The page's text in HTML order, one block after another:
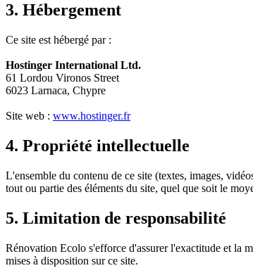
3. Hébergement
Ce site est hébergé par :
Hostinger International Ltd.
61 Lordou Vironos Street
6023 Larnaca, Chypre
Site web : www.hostinger.fr
4. Propriété intellectuelle
L'ensemble du contenu de ce site (textes, images,
tout ou partie des éléments du site, quel que soit le
5. Limitation de responsabilité
Rénovation Ecolo s'efforce d'assurer l'exactitude et la
mises à disposition sur ce site.